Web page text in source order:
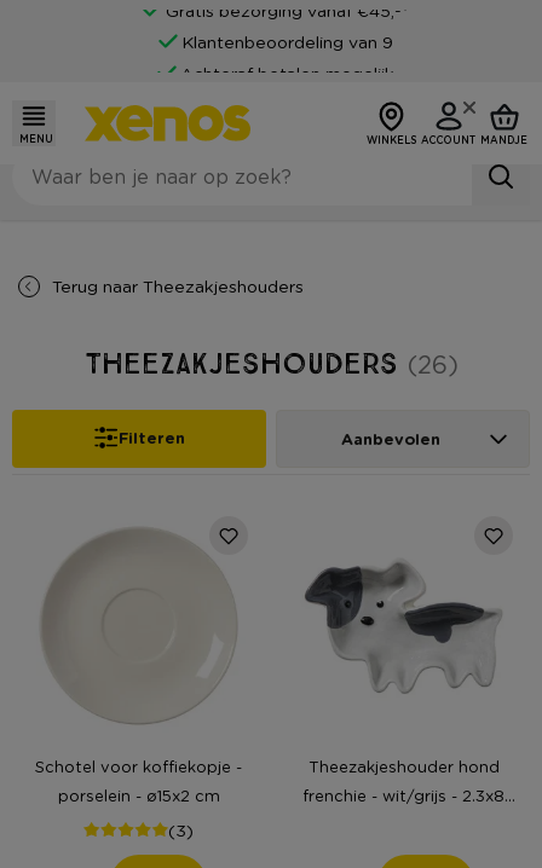
Gratis bezorging vanaf €45,-*
Klantenbeoordeling van 9
Achteraf betalen mogelijk
MENU WINKELS ACCOUNT MANDJE
Terug naar Theezakjeshouders
Theezakjeshouders (26)
Filteren Aanbevolen
Schotel voor koffiekopje -
porselein - ø15x2 cm
(3)
Theezakjeshouder hond
frenchie - wit/grijs - 2.3x8